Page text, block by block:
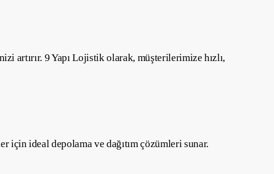
artırır. 9 Yapı Lojistik olarak, müşterilerimize hızlı,
için ideal depolama ve dağıtım çözümleri sunar.